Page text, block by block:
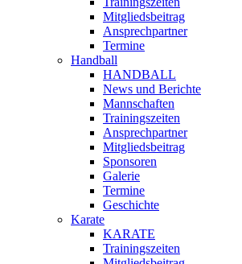
Mitgliedsbeitrag
Ansprechpartner
Termine
Handball
HANDBALL
News und Berichte
Mannschaften
Trainingszeiten
Ansprechpartner
Mitgliedsbeitrag
Sponsoren
Galerie
Termine
Geschichte
Karate
KARATE
Trainingszeiten